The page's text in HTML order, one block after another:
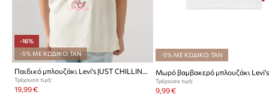
-16%
-5% ΜΕ ΚΩΔΙΚΟ: TAN
Παιδικό μπλουζάκι Levi's JUST CHILLING OVERSIZED SS
Τρέχουσα τιμή:
19,99 €
-5% ΜΕ ΚΩΔΙΚΟ: TAN
Τρέχουσα τιμή:
9,99 €